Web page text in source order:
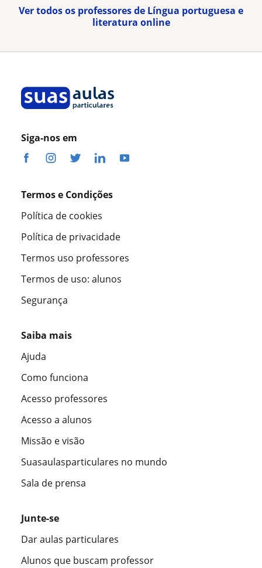
Ver todos os professores de Língua portuguesa e
literatura online
Siga-nos em
Termos e Condições
Política de cookies
Política de privacidade
Termos uso professores
Termos de uso: alunos
Segurança
Saiba mais
Ajuda
Como funciona
Acesso professores
Acesso a alunos
Missão e visão
Suasaulasparticulares no mundo
Sala de prensa
Junte-se
Dar aulas particulares
Alunos que buscam professor